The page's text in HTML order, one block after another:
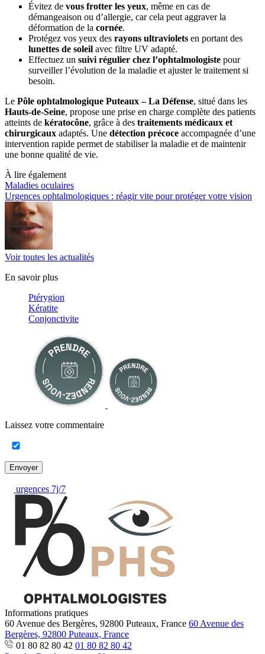
Évitez de vous frotter les yeux, même en cas de
démangeaison ou d’allergie, car cela peut aggraver la
déformation de la cornée.
Protégez vos yeux des rayons ultraviolets en portant des
lunettes de soleil avec filtre UV adapté.
Effectuez un suivi régulier chez l’ophtalmologiste pour
surveiller l’évolution de la maladie et ajuster le traitement si
besoin.
Le Pôle ophtalmologique Puteaux – La Défense, situé dans les
Hauts-de-Seine, propose une prise en charge complète des patients
atteints de kératocône, grâce à des traitements médicaux et
chirurgicaux adaptés. Une détection précoce accompagnée d’une
intervention rapide permet de stabiliser la maladie et de maintenir
une bonne qualité de vie.
À lire également
Maladies oculaires
Urgences ophtalmologiques : réagir vite pour protéger votre vision
Voir toutes les actualités
En savoir plus
Ptérygion
Kératite
Conjonctivite
Laissez votre commentaire
Envoyer
urgences 7j/7
Informations pratiques
60 Avenue des Bergères, 92800 Puteaux, France 60 Avenue des
Bergères, 92800 Puteaux, France
01 80 82 80 42 01 80 82 80 42